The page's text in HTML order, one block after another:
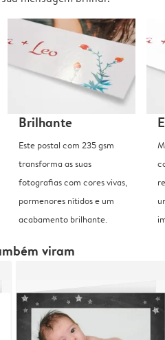
Brilhante
Este postal com 235 gsm
transforma as suas
fotografias com cores vivas,
pormenores nítidos e um
acabamento brilhante.
viram